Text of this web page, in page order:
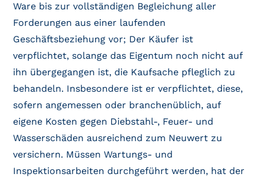
Ware bis zur vollständigen Begleichung aller
Forderungen aus einer laufenden
Geschäftsbeziehung vor; Der Käufer ist
verpflichtet, solange das Eigentum noch nicht auf
ihn übergegangen ist, die Kaufsache pfleglich zu
behandeln. Insbesondere ist er verpflichtet, diese,
sofern angemessen oder branchenüblich, auf
eigene Kosten gegen Diebstahl-, Feuer- und
Wasserschäden ausreichend zum Neuwert zu
versichern. Müssen Wartungs- und
Inspektionsarbeiten durchgeführt werden, hat der